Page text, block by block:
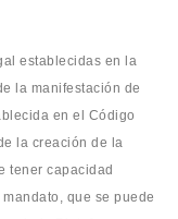
establecidas en la
la manifestación de
en el Código
la creación de la
tener capacidad
que se puede